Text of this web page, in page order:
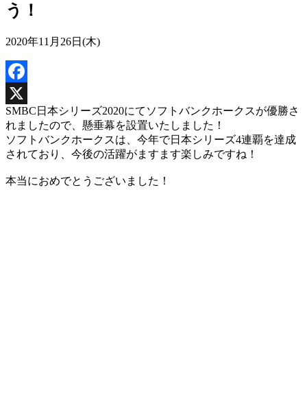
う！
2020年11月26日(木)
Facebook
X
SMBC日本シリーズ2020にてソフトバンクホークスが優勝さ
れましたので、懸垂幕を設置いたしました！
ソフトバンクホークスは、今年で日本シリーズ4連覇を達成
されており、今後の活躍がますます楽しみですね！
本当におめでとうございました！